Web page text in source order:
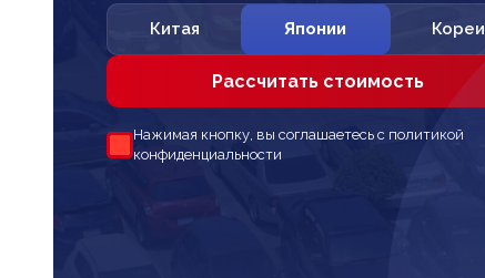
Китая Японии Кореи
Рассчитать стоимость
Нажимая кнопку, вы соглашаетесь с политикой
конфиденциальности